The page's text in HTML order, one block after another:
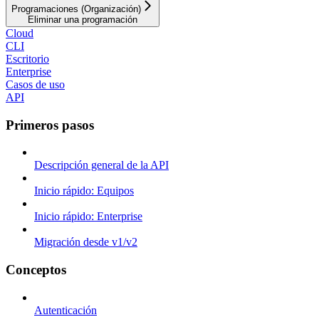
Programaciones (Organización)
Eliminar una programación
Cloud
CLI
Escritorio
Enterprise
Casos de uso
API
Primeros pasos
Descripción general de la API
Inicio rápido: Equipos
Inicio rápido: Enterprise
Migración desde v1/v2
Conceptos
Autenticación